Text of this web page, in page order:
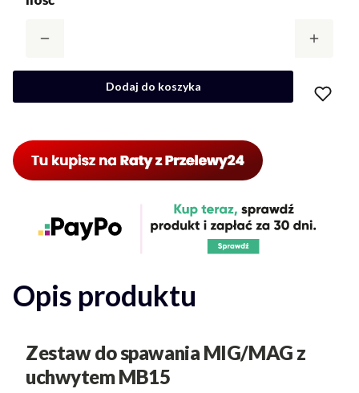
Dodaj do koszyka
Opis produktu
Zestaw do spawania MIG/MAG z
uchwytem MB15